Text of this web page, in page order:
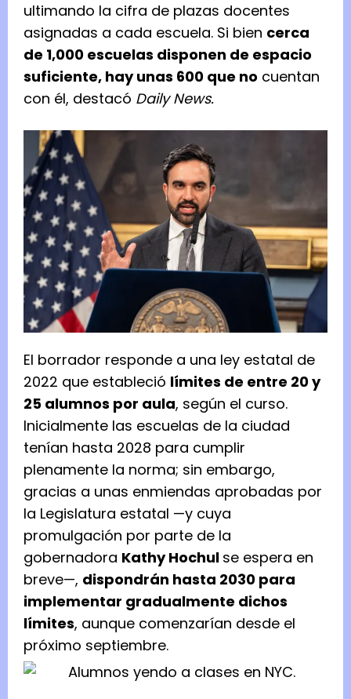
ultimando la cifra de plazas docentes
asignadas a cada escuela. Si bien cerca
de 1,000 escuelas disponen de espacio
suficiente, hay unas 600 que no cuentan
con él, destacó Daily News.
El borrador responde a una ley estatal de
2022 que estableció límites de entre 20 y
25 alumnos por aula, según el curso.
Inicialmente las escuelas de la ciudad
tenían hasta 2028 para cumplir
plenamente la norma; sin embargo,
gracias a unas enmiendas aprobadas por
la Legislatura estatal —y cuya
promulgación por parte de la
gobernadora Kathy Hochul se espera en
breve—, dispondrán hasta 2030 para
implementar gradualmente dichos
límites, aunque comenzarían desde el
próximo septiembre.